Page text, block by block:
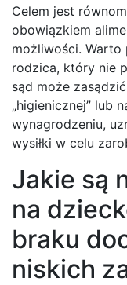
Celem jest
obowiązkiem
możliwości.
rodzica, który nie
sąd może
„higienicznej” lub
wynagrodzeniu,
wysiłki w celu
Jakie są
na
braku
niskich